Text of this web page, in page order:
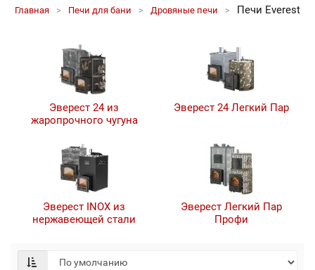
Главная Печи для бани Дровяные печи Печи Everest
Эверест 24 из
жаропрочного чугуна
Эверест 24 Легкий Пар
Эверест INOX из
нержавеющей стали
Эверест Легкий Пар
Профи